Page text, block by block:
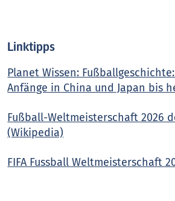
Linktipps
Planet Wissen:
Anfänge in China und Japan bis
Fußball-Weltmeisterschaft 2026
(Wikipedia)
FIFA Fussball Weltmeisterschaft